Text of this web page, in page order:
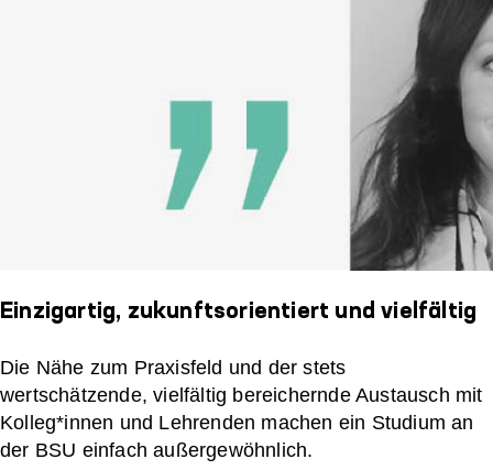
Einzigartig, zukunftsorientiert und vielfältig
Die Nähe zum Praxisfeld und der stets
wertschätzende, vielfältig bereichernde Austausch mit
Kolleg*innen und Lehrenden machen ein Studium an
der BSU einfach außergewöhnlich.